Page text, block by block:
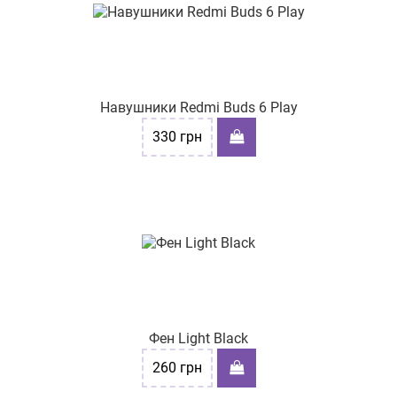
Навушники Redmi Buds 6 Play
330 грн
Фен Light Black
260 грн